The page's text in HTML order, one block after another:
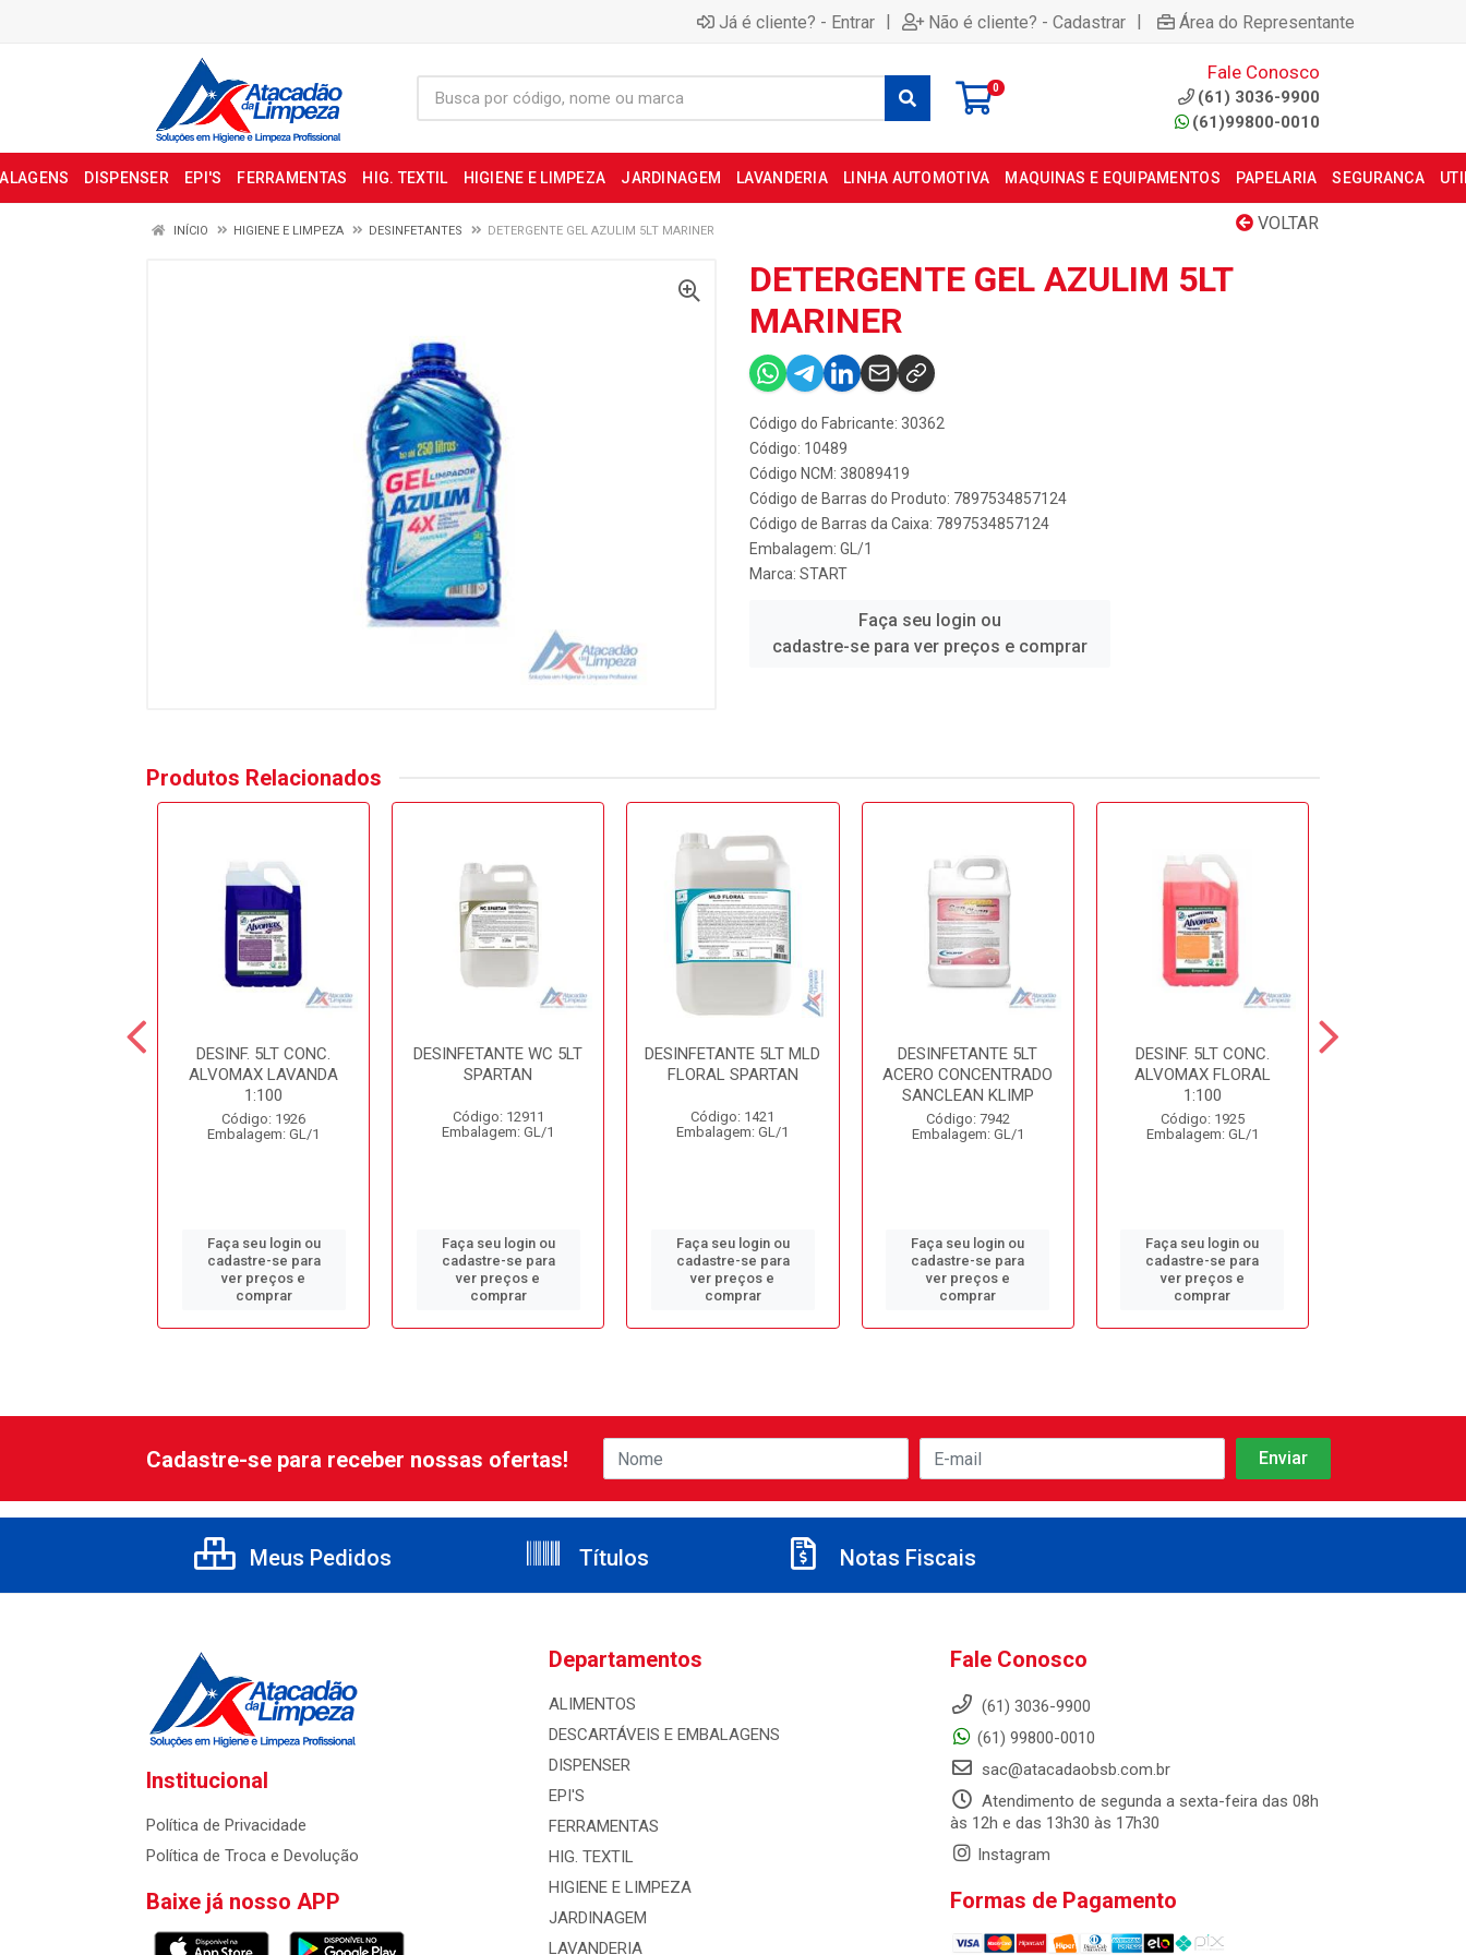
Já é cliente? - Entrar | Não é cliente? - Cadastrar | Área do Representante
0
Fale Conosco
(61) 3036-9900
(61)99800-0010
DISPENSER EPI'S FERRAMENTAS HIG. TEXTIL HIGIENE E LIMPEZA JARDINAGEM LAVANDERIA LINHA AUTOMOTIVA MAQUINAS E EQUIPAMENTOS PAPELARIA SEGURANCA
VOLTAR
INÍCIO HIGIENE E LIMPEZA DESINFETANTES DETERGENTE GEL AZULIM 5LT MARINER
DETERGENTE GEL AZULIM 5LT
MARINER
Código do Fabricante: 30362
Código: 10489
Código NCM: 38089419
Código de Barras do Produto: 7897534857124
Código de Barras da Caixa: 7897534857124
Embalagem: GL/1
Marca: START
Faça seu login ou
cadastre-se para ver preços e comprar
Produtos Relacionados
DESINF. 5LT CONC.
ALVOMAX LAVANDA
1:100
Código: 1926
Embalagem: GL/1
Faça seu login ou
cadastre-se para
ver preços e
comprar
DESINFETANTE WC 5LT
SPARTAN
Código: 12911
Embalagem: GL/1
Faça seu login ou
cadastre-se para
ver preços e
comprar
DESINFETANTE 5LT MLD
FLORAL SPARTAN
Código: 1421
Embalagem: GL/1
Faça seu login ou
cadastre-se para
ver preços e
comprar
DESINFETANTE 5LT
ACERO CONCENTRADO
SANCLEAN KLIMP
Código: 7942
Embalagem: GL/1
Faça seu login ou
cadastre-se para
ver preços e
comprar
DESINF. 5LT CONC.
ALVOMAX FLORAL
1:100
Código: 1925
Embalagem: GL/1
Faça seu login ou
cadastre-se para
ver preços e
comprar
Cadastre-se para receber nossas ofertas!
Meus Pedidos Títulos Notas Fiscais
Institucional
Política de Privacidade
Política de Troca e Devolução
Baixe já nosso APP
Departamentos
ALIMENTOS
DESCARTÁVEIS E EMBALAGENS
DISPENSER
EPI'S
FERRAMENTAS
HIG. TEXTIL
HIGIENE E LIMPEZA
JARDINAGEM
LAVANDERIA
Fale Conosco
(61) 3036-9900
(61) 99800-0010
sac@atacadaobsb.com.br
Atendimento de segunda a sexta-feira das 08h
às 12h e das 13h30 às 17h30
Instagram
Formas de Pagamento